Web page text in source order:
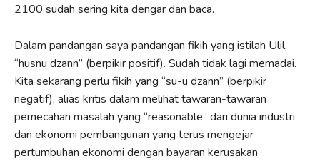
2100 sudah sering kita dengar dan baca.
Dalam pandangan saya pandangan fikih yang istilah Ulil,
“husnu dzann” (berpikir positif). Sudah tidak lagi memadai.
Kita sekarang perlu fikih yang “su-u dzann” (berpikir
negatif), alias kritis dalam melihat tawaran-tawaran
pemecahan masalah yang “reasonable” dari dunia industri
dan ekonomi pembangunan yang terus mengejar
pertumbuhan ekonomi dengan bayaran kerusakan